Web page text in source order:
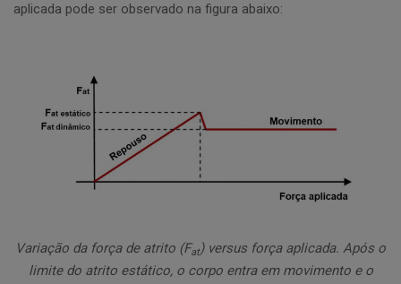
aplicada pode ser observado na figura abaixo:
Variação da força de atrito (Fat) versus força aplicada. Após o
limite do atrito estático, o corpo entra em movimento e o